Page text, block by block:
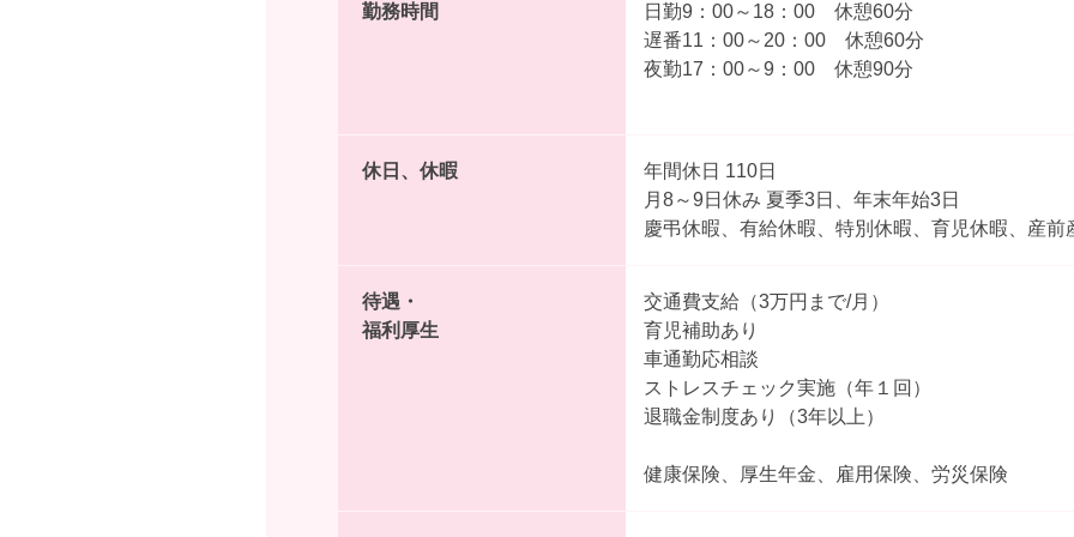
勤務時間
日勤9：00～18：00 休憩60分
遅番11：00～20：00 休憩60分
夜勤17：00～9：00 休憩90分
休日、休暇
年間休日 110日
月8～9日休み 夏季3日、年末年始3日
慶弔休暇、有給休暇、特別休暇、育児休暇、産前
待遇・
福利厚生
交通費支給（3万円まで/月）
育児補助あり
車通勤応相談
ストレスチェック実施（年１回）
退職金制度あり（3年以上）
健康保険、厚生年金、雇用保険、労災保険